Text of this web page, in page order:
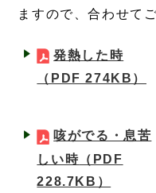
ますので、合わせて
発熱した時
（PDF 274KB）
咳がでる・息苦
しい時 （PDF
228.7KB）